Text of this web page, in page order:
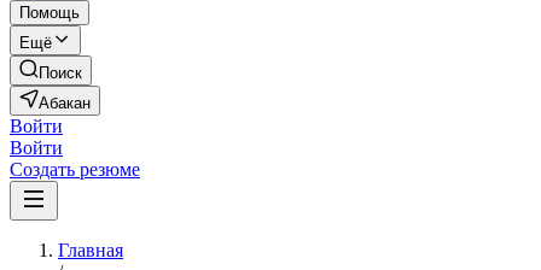
Помощь
Ещё
Поиск
Абакан
Войти
Войти
Создать резюме
Главная